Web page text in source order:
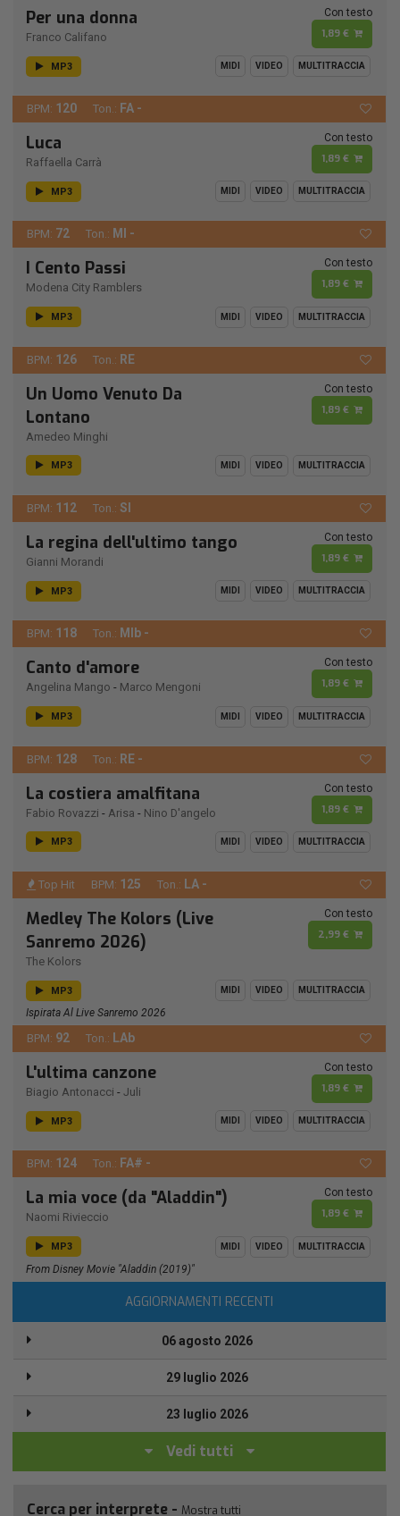
Per una donna
Franco Califano
Con testo
1,89 €
MP3 MIDI VIDEO MULTITRACCIA
BPM: 120 Ton.: FA -
Luca
Raffaella Carrà
Con testo
1,89 €
MP3 MIDI VIDEO MULTITRACCIA
BPM: 72 Ton.: MI -
I Cento Passi
Modena City Ramblers
Con testo
1,89 €
MP3 MIDI VIDEO MULTITRACCIA
BPM: 126 Ton.: RE
Un Uomo Venuto Da
Lontano
Amedeo Minghi
Con testo
1,89 €
MP3 MIDI VIDEO MULTITRACCIA
BPM: 112 Ton.: SI
La regina dell'ultimo tango
Gianni Morandi
Con testo
1,89 €
MP3 MIDI VIDEO MULTITRACCIA
BPM: 118 Ton.: MIb -
Canto d'amore
Angelina Mango - Marco Mengoni
Con testo
1,89 €
MP3 MIDI VIDEO MULTITRACCIA
BPM: 128 Ton.: RE -
La costiera amalfitana
Fabio Rovazzi - Arisa - Nino D'angelo
Con testo
1,89 €
MP3 MIDI VIDEO MULTITRACCIA
Top Hit BPM: 125 Ton.: LA -
Medley The Kolors (Live
Sanremo 2026)
The Kolors
Con testo
2,99 €
MP3 MIDI VIDEO MULTITRACCIA
Ispirata Al Live Sanremo 2026
BPM: 92 Ton.: LAb
L'ultima canzone
Biagio Antonacci - Juli
Con testo
1,89 €
MP3 MIDI VIDEO MULTITRACCIA
BPM: 124 Ton.: FA# -
La mia voce (da "Aladdin")
Naomi Rivieccio
Con testo
1,89 €
MP3 MIDI VIDEO MULTITRACCIA
From Disney Movie "Aladdin (2019)"
AGGIORNAMENTI RECENTI
06 agosto 2026
29 luglio 2026
23 luglio 2026
Vedi tutti
Cerca per interprete - Mostra tutti